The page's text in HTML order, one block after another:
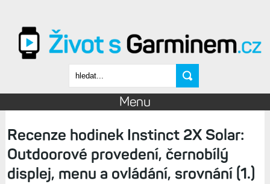
Vyhledávání
Menu
Recenze hodinek Instinct 2X Solar:
Outdoorové provedení, černobílý
displej, menu a ovládání, srovnání (1.)